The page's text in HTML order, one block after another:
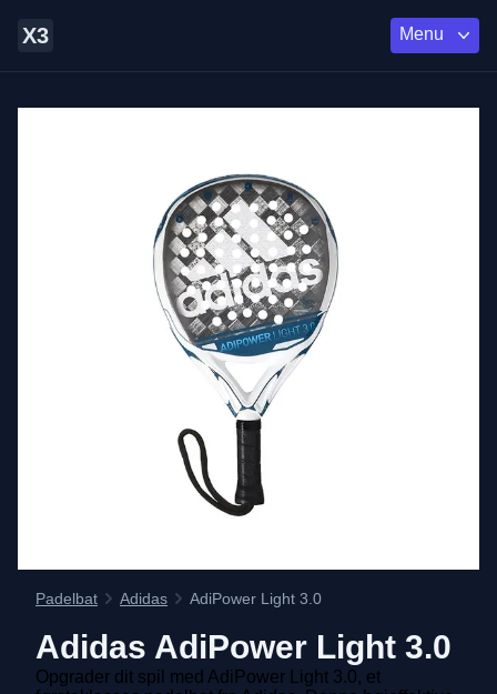
X3 Menu
Padelbat Adidas AdiPower Light 3.0
Adidas AdiPower Light 3.0
Opgrader dit spil med AdiPower Light 3.0, et